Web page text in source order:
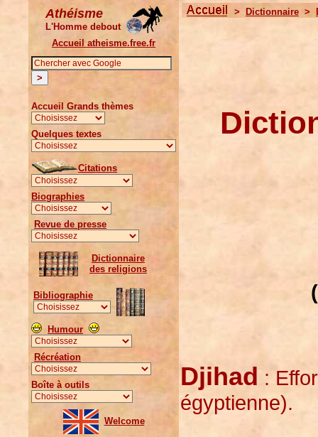
Athéisme
L'Homme debout
Accueil atheisme.free.fr
Accueil Grands thèmes
Quelques textes
Citations
Biographies
Revue de presse
Dictionnaire
des religions
Bibliographie
Humour
Récréation
Boîte à outils
Welcome
> Dictionnaire >
Djihad :
égyptienne).